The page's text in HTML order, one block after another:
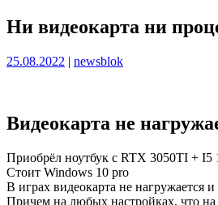
Ни видеокарта ни
Опубликовано
25.08.2022 | Опубликовано
newsblok
Видеокарта не
Приобрёл ноутбук с RTX 3050TI +
Стоит Windows 10 pro
В играх видеокарта не нагружается
Причем на любых настройках, что на